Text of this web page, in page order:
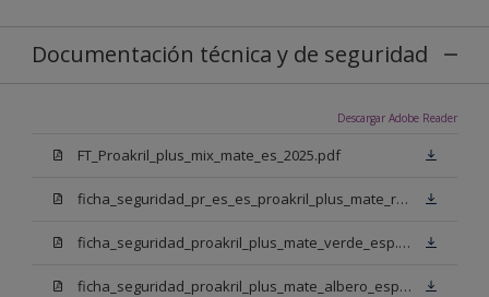
Documentación técnica y de seguridad
Descargar Adobe Reader
FT_Proakril_plus_mix_mate_es_2025.pdf
ficha_seguridad_pr_es_es_proakril_plus_mate_rojo_ingles.pdf
ficha_seguridad_proakril_plus_mate_verde_esp.pdf
ficha_seguridad_proakril_plus_mate_albero_esp.pdf